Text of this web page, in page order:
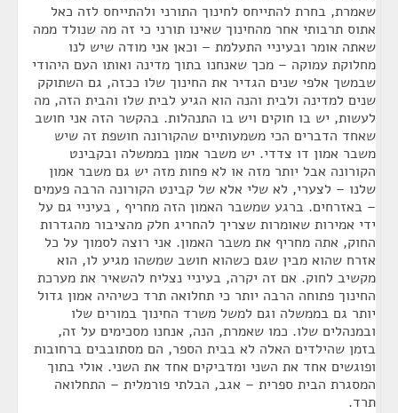
שאמרת, בחרת להתייחס לחינוך התורני ולהתייחס לזה כאל
אתוס תרבותי אחר מהחינוך שאינו תורני כי זה מה שנולד ממה
שאתה אומר ובעיניי התעלמת – וכאן אני מודה שיש לנו
מחלוקת עמוקה – מכך שאנחנו בתוך מדינה ואותו העם היהודי
שבמשך אלפי שנים הגדיר את החינוך שלו ככזה, גם השתוקק
שנים למדינה ולבית והנה הוא הגיע לבית שלו והבית הזה, מה
לעשות, יש בו חוקים ויש בו התנהלות. בהקשר הזה אני חושב
שאחד הדברים הכי משמעותיים שהקורונה חושפת זה שיש
משבר אמון דו צדדי. יש משבר אמון בממשלה ובקבינט
הקורונה אבל יותר מזה או לא פחות מזה יש גם משבר אמון
שלנו – לצערי, לא שלי אלא של קבינט הקורונה הרבה פעמים
– באזרחים. ברגע שמשבר האמון הזה מחריף , בעיניי גם על
ידי אמירות שאומרות שצריך להחריג חלק מהציבור מהגדרות
החוק, אתה מחריף את משבר האמון. אני רוצה לסמוך על כל
אזרח שהוא מבין שגם כשהוא חושב שמשהו מגיע לו, הוא
מקשיב לחוק. אם זה יקרה, בעיניי נצליח להשאיר את מערכת
החינוך פתוחה הרבה יותר כי תחלואה תרד כשיהיה אמון גדול
יותר גם בממשלה וגם למשל משרד החינוך במורים שלו
ובמנהלים שלו. כמו שאמרת, הנה, אנחנו מסכימים על זה,
בזמן שהילדים האלה לא בבית הספר, הם מסתובבים ברחובות
ופוגשים אחד את השני ומדביקים אחד את השני. אולי בתוך
המסגרת הבית ספרית – אגב, הבלתי פורמלית – התחלואה
תרד.